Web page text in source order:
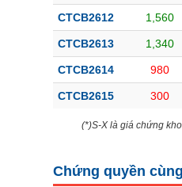
CTCB2612 1,560
CTCB2613 1,340
CTCB2614 980
CTCB2615 300
(*)S-X là giá chứng
Chứng quyền
Sách tài chính
Công cụ đầu tư